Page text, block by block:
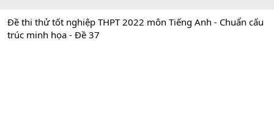
n
d
Đề thi thử tốt nghiệp THPT 2022 môn Tiếng Anh - Chuẩn cấu
trúc minh họa - Đề 37